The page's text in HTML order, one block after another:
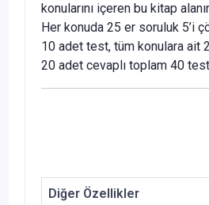
konularını içeren bu kitap
Her konuda 25 er soruluk 5’i
10 adet test, tüm konulara ait
20 adet cevaplı toplam 40 test
Diğer Özellikler